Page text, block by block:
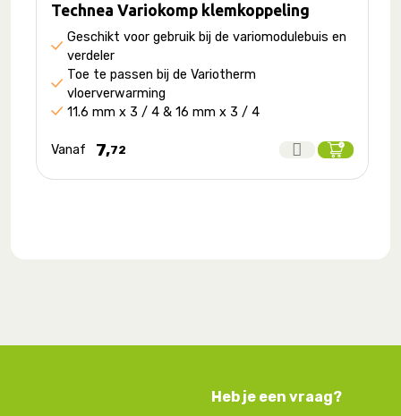
Technea Variokomp klemkoppeling
Geschikt voor gebruik bij de variomodulebuis en
verdeler
Toe te passen bij de Variotherm
vloerverwarming
11.6 mm x 3 / 4 & 16 mm x 3 / 4
Vanaf 7,72
Heb je een vraag?